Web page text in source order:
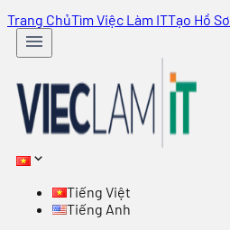
Trang ChủTìm Việc Làm ITTạo Hồ Sơ
Tiếng Việt
Tiếng Anh